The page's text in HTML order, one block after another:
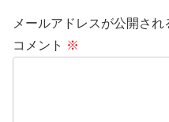
メールアドレスが公開され
コメント ※